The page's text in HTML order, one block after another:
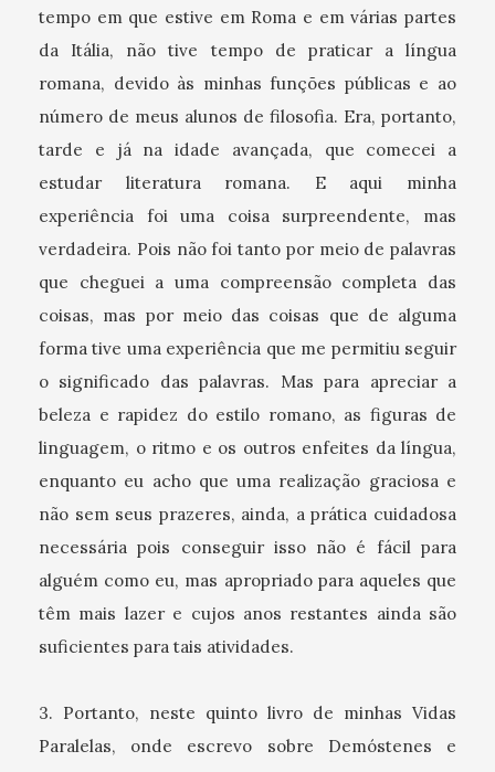
tempo em que estive em Roma e em várias partes
da Itália, não tive tempo de praticar a língua
romana, devido às minhas funções públicas e ao
número de meus alunos de filosofia. Era, portanto,
tarde e já na idade avançada, que comecei a
estudar literatura romana. E aqui minha
experiência foi uma coisa surpreendente, mas
verdadeira. Pois não foi tanto por meio de palavras
que cheguei a uma compreensão completa das
coisas, mas por meio das coisas que de alguma
forma tive uma experiência que me permitiu seguir
o significado das palavras. Mas para apreciar a
beleza e rapidez do estilo romano, as figuras de
linguagem, o ritmo e os outros enfeites da língua,
enquanto eu acho que uma realização graciosa e
não sem seus prazeres, ainda, a prática cuidadosa
necessária pois conseguir isso não é fácil para
alguém como eu, mas apropriado para aqueles que
têm mais lazer e cujos anos restantes ainda são
suficientes para tais atividades.
3. Portanto, neste quinto livro de minhas Vidas
Paralelas, onde escrevo sobre Demóstenes e